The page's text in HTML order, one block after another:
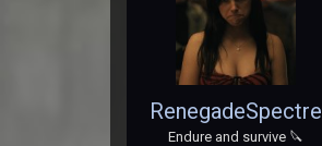
RenegadeSpectre
Endure and survive 🔪